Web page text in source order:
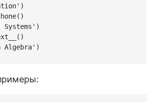
Algebra')